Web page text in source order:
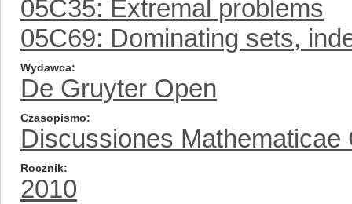
05C35: Extremal problems
05C69: Dominating sets,
Wydawca
De Gruyter Open
Czasopismo
Discussiones Mathematicae
Rocznik
2010